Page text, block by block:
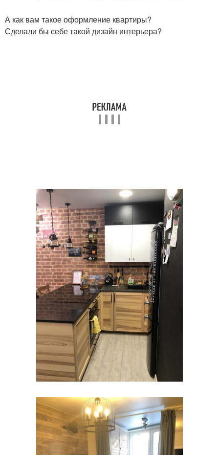
А как вам такое оформление квартиры?
Сделали бы себе такой дизайн интерьера?